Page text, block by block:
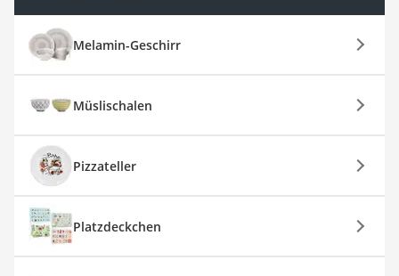
Melamin-Geschirr
Müslischalen
Pizzateller
Platzdeckchen